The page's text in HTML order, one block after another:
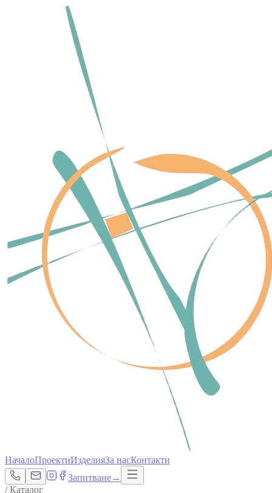
НачалоПроектиИзделияЗа насКонтакти
Запитване→
/ Каталог